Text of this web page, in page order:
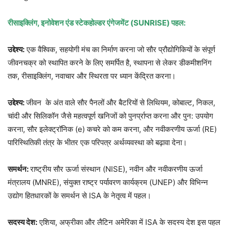
रीसाइक्लिंग, इनोवेशन एंड स्टेकहोल्डर एंगेजमेंट (SUNRISE) पहल:
उद्देश्य:एक वैश्विक, सहयोगी मंच का निर्माण करना जो सौर प्रौद्योगिकियों के संपूर्ण
जीवनचक्र को स्थापित करने के लिए समर्पित है, स्थापना से लेकर डीकमीशनिंग
तक, रीसाइक्लिंग, नवाचार और स्थिरता पर ध्यान केंद्रित करना।
उद्देश्य:जीवन के अंत वाले सौर पैनलों और बैटरियों से लिथियम, कोबाल्ट, निकल,
चांदी और सिलिकॉन जैसे महत्वपूर्ण खनिजों को पुनर्प्राप्त करना और पुन: उपयोग
करना, सौर इलेक्ट्रॉनिक (e) कचरे को कम करना, और नवीकरणीय ऊर्जा (RE)
पारिस्थितिकी तंत्र के भीतर एक परिपत्र अर्थव्यवस्था को बढ़ावा देना।
समर्थन:राष्ट्रीय सौर ऊर्जा संस्थान (NISE), नवीन और नवीकरणीय ऊर्जा
मंत्रालय (MNRE), संयुक्त राष्ट्र पर्यावरण कार्यक्रम (UNEP) और विभिन्न
उद्योग हितधारकों के समर्थन से ISA के नेतृत्व में पहल।
सदस्य देश:एशिया, अफ्रीका और लैटिन अमेरिका में ISA के सदस्य देश इस पहल